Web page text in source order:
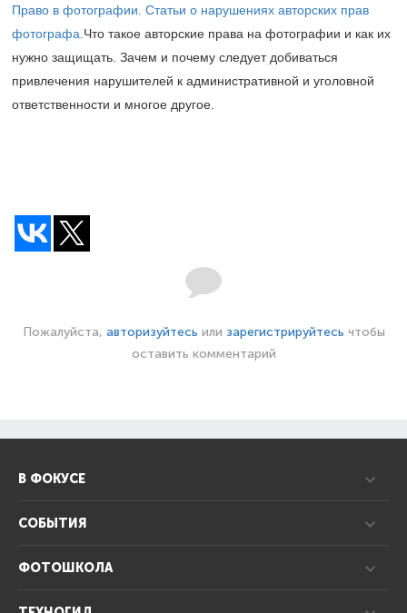
Право в фотографии. Статьи о нарушениях авторских прав
фотографа.Что такое авторские права на фотографии и как их
нужно защищать. Зачем и почему следует добиваться
привлечения нарушителей к административной и уголовной
ответственности и многое другое.
Пожалуйста, авторизуйтесь или зарегистрируйтесь чтобы
оставить комментарий
В ФОКУСЕ
СОБЫТИЯ
ФОТОШКОЛА